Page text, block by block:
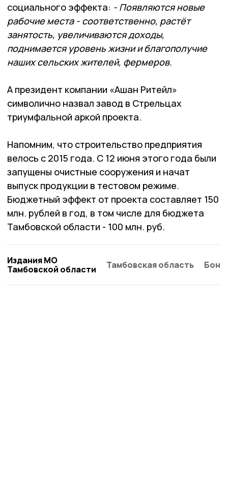
социального эффекта: - Появляются новые
рабочие места - соответственно, растёт
занятость, увеличиваются доходы,
поднимается уровень жизни и благополучие
наших сельских жителей, фермеров.
А президент компании «Ашан Ритейл»
символично назвал завод в Стрельцах
триумфальной аркой проекта.
Напомним, что строительство предприятия
велось с 2015 года. С 12 июня этого года были
запущены очистные сооружения и начат
выпуск продукции в тестовом режиме.
Бюджетный эффект от проекта составляет 150
млн. рублей в год, в том числе для бюджета
Тамбовской области - 100 млн. руб.
Издания МО
Тамбовской области
Тамбовская область